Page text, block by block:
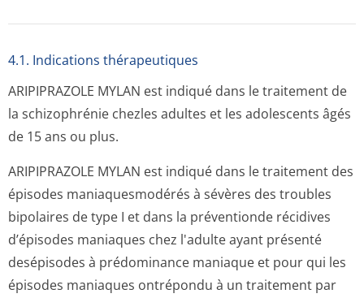
4.1. Indications thérapeutiques
ARIPIPRAZOLE MYLAN est indiqué dans le traitement de
la schizophrénie chezles adultes et les adolescents âgés
de 15 ans ou plus.
ARIPIPRAZOLE MYLAN est indiqué dans le traitement des
épisodes maniaquesmodérés à sévères des troubles
bipolaires de type I et dans la préventionde récidives
d’épisodes maniaques chez l'adulte ayant présenté
desépisodes à prédominance maniaque et pour qui les
épisodes maniaques ontrépondu à un traitement par